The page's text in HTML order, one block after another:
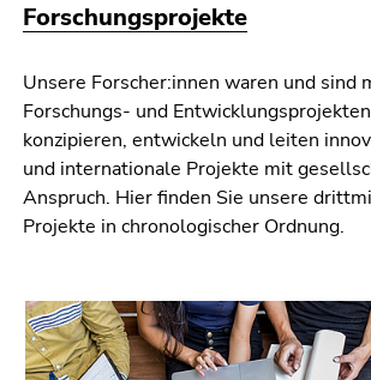
Suche
9)
Forschungsprojekte
Unsere Forscher:innen waren und sind
Forschungs- und
konzipieren, entwickeln und leiten
und internationale Projekte mit
Anspruch. Hier finden Sie unsere
Projekte in chronologischer Ordnung.